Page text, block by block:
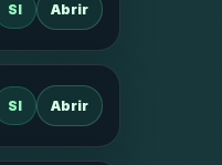
SI Abrir
SI Abrir